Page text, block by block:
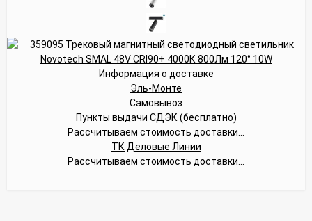
Информация о доставке
Эль-Монте
Самовывоз
Пункты выдачи СДЭК (бесплатно)
Рассчитываем стоимость доставки...
ТК Деловые Линии
Рассчитываем стоимость доставки...